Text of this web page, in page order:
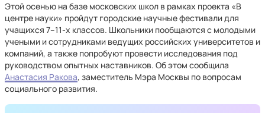
Этой осенью на базе московских школ в рамках проекта «В
центре науки» пройдут городские научные фестивали для
учащихся 7–11-х классов. Школьники пообщаются с молодыми
учеными и сотрудниками ведущих российских университетов и
компаний, а также попробуют провести исследования под
руководством опытных наставников. Об этом сообщила
Анастасия Ракова, заместитель Мэра Москвы по вопросам
социального развития.